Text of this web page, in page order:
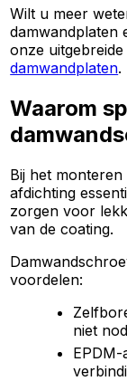
Wilt u meer
damwandplaten
onze uitgebreide
damwandplaten.
Waarom
Bij het
afdichting
zorgen voor
van de coating.
voordelen:
niet